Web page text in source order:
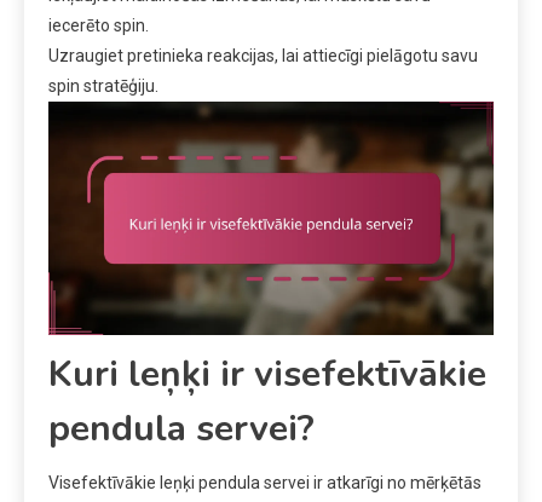
iecerēto spin.
Uzraugiet pretinieka reakcijas, lai attiecīgi pielāgotu savu
spin stratēģiju.
Kuri leņķi ir visefektīvākie
pendula servei?
Visefektīvākie leņķi pendula servei ir atkarīgi no mērķētās